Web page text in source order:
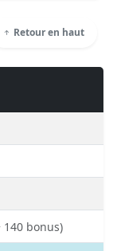
Retour en haut
140 bonus)